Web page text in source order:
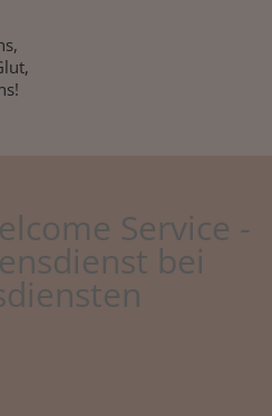
Service -
bei